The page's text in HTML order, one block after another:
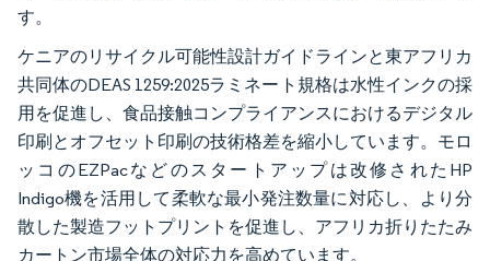
す。
ケニアのリサイクル可能性設計ガイドラインと東アフリカ
共同体のDEAS 1259:2025ラミネート規格は水性インクの採
用を促進し、食品接触コンプライアンスにおけるデジタル
印刷とオフセット印刷の技術格差を縮小しています。モロ
ッコのEZPacなどのスタートアップは改修されたHP
Indigo機を活用して柔軟な最小発注数量に対応し、より分
散した製造フットプリントを促進し、アフリカ折りたたみ
カートン市場全体の対応力を高めています。